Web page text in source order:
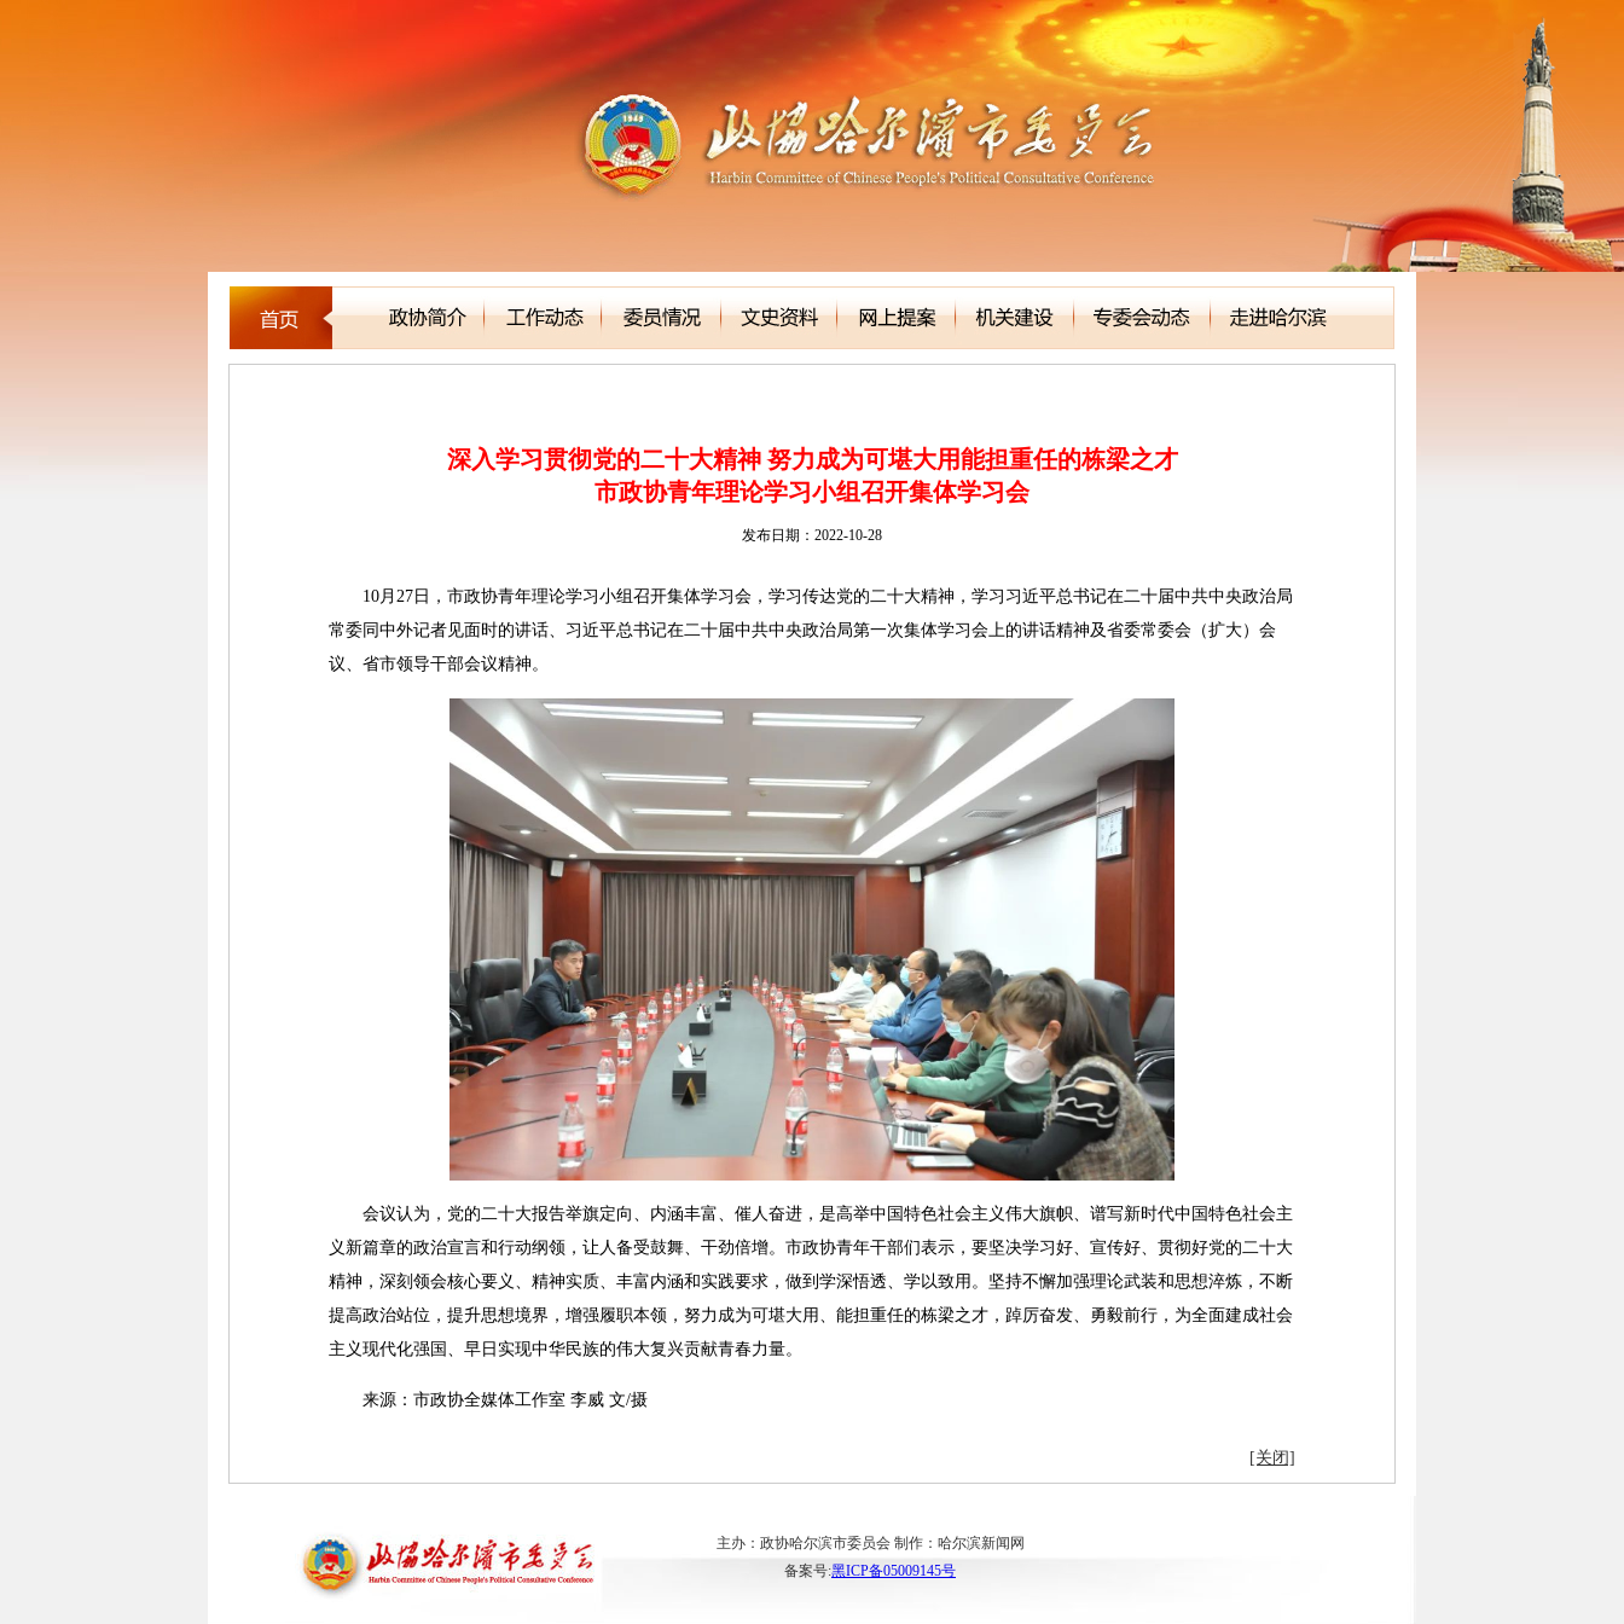
深入学习贯彻党的二十大精神 努力成为可堪大用能担重任的栋梁之才
市政协青年理论学习小组召开集体学习会
发布日期：2022-10-28
10月27日，市政协青年理论学习小组召开集体学习会，学习传达党的二十大精神，学习习近平总书记在二十届中共中央政治局
常委同中外记者见面时的讲话、习近平总书记在二十届中共中央政治局第一次集体学习会上的讲话精神及省委常委会（扩大）会
议、省市领导干部会议精神。
会议认为，党的二十大报告举旗定向、内涵丰富、催人奋进，是高举中国特色社会主义伟大旗帜、谱写新时代中国特色社会主
义新篇章的政治宣言和行动纲领，让人备受鼓舞、干劲倍增。市政协青年干部们表示，要坚决学习好、宣传好、贯彻好党的二十大
精神，深刻领会核心要义、精神实质、丰富内涵和实践要求，做到学深悟透、学以致用。坚持不懈加强理论武装和思想淬炼，不断
提高政治站位，提升思想境界，增强履职本领，努力成为可堪大用、能担重任的栋梁之才，踔厉奋发、勇毅前行，为全面建成社会
主义现代化强国、早日实现中华民族的伟大复兴贡献青春力量。
来源：市政协全媒体工作室 李威 文/摄
[关闭]
主办：政协哈尔滨市委员会 制作：哈尔滨新闻网
备案号:黑ICP备05009145号